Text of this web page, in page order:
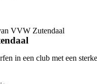
VVW Zutendaal
in een club met een